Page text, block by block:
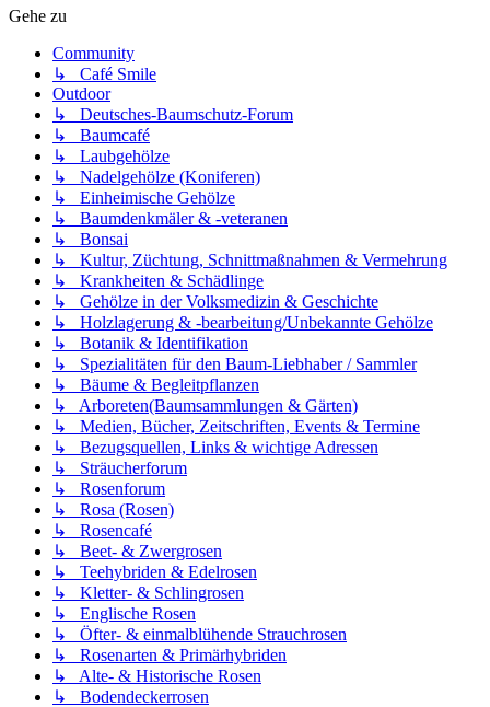
Gehe zu
Community
↳ Café Smile
Outdoor
↳ Deutsches-Baumschutz-Forum
↳ Baumcafé
↳ Laubgehölze
↳ Nadelgehölze (Koniferen)
↳ Einheimische Gehölze
↳ Baumdenkmäler & -veteranen
↳ Bonsai
↳ Kultur, Züchtung, Schnittmaßnahmen & Vermehrung
↳ Krankheiten & Schädlinge
↳ Gehölze in der Volksmedizin & Geschichte
↳ Holzlagerung & -bearbeitung/Unbekannte Gehölze
↳ Botanik & Identifikation
↳ Spezialitäten für den Baum-Liebhaber / Sammler
↳ Bäume & Begleitpflanzen
↳ Arboreten(Baumsammlungen & Gärten)
↳ Medien, Bücher, Zeitschriften, Events & Termine
↳ Bezugsquellen, Links & wichtige Adressen
↳ Sträucherforum
↳ Rosenforum
↳ Rosa (Rosen)
↳ Rosencafé
↳ Beet- & Zwergrosen
↳ Teehybriden & Edelrosen
↳ Kletter- & Schlingrosen
↳ Englische Rosen
↳ Öfter- & einmalblühende Strauchrosen
↳ Rosenarten & Primärhybriden
↳ Alte- & Historische Rosen
↳ Bodendeckerrosen